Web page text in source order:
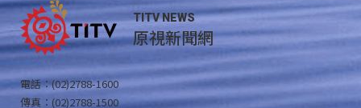
TITV NEWS
原視新聞網
電話：(02)2788-1600
傳真：(02)2788-1500